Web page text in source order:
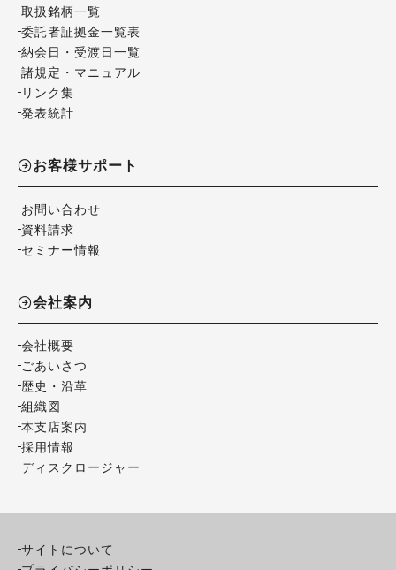
取扱銘柄一覧
委託者証拠金一覧表
納会日・受渡日一覧
諸規定・マニュアル
リンク集
発表統計
お客様サポート
お問い合わせ
資料請求
セミナー情報
会社案内
会社概要
ごあいさつ
歴史・沿革
組織図
本支店案内
採用情報
ディスクロージャー
サイトについて